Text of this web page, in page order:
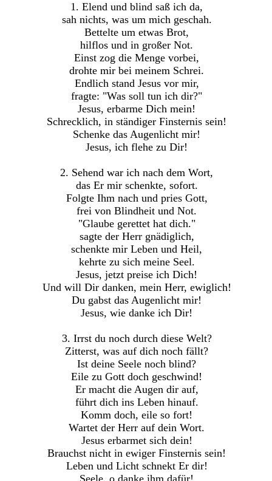
1. Elend und blind saß ich da,
sah nichts, was um mich geschah.
Bettelte um etwas Brot,
hilflos und in großer Not.
Einst zog die Menge vorbei,
drohte mir bei meinem Schrei.
Endlich stand Jesus vor mir,
fragte: "Was soll tun ich dir?"
Jesus, erbarme Dich mein!
Schrecklich, in ständiger Finsternis sein!
Schenke das Augenlicht mir!
Jesus, ich flehe zu Dir!
2. Sehend war ich nach dem Wort,
das Er mir schenkte, sofort.
Folgte Ihm nach und pries Gott,
frei von Blindheit und Not.
"Glaube gerettet hat dich."
sagte der Herr gnädiglich,
schenkte mir Leben und Heil,
kehrte zu sich meine Seel.
Jesus, jetzt preise ich Dich!
Und will Dir danken, mein Herr, ewiglich!
Du gabst das Augenlicht mir!
Jesus, wie danke ich Dir!
3. Irrst du noch durch diese Welt?
Zitterst, was auf dich noch fällt?
Ist deine Seele noch blind?
Eile zu Gott doch geschwind!
Er macht die Augen dir auf,
führt dich ins Leben hinauf.
Komm doch, eile so fort!
Wartet der Herr auf dein Wort.
Jesus erbarmet sich dein!
Brauchst nicht in ewiger Finsternis sein!
Leben und Licht schnekt Er dir!